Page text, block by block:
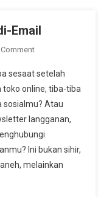
Email
On
Hidden
Trackers
Di-
Email
sesaat setelah
online, tiba-tiba
sosialmu? Atau
langganan,
Ini bukan sihir,
melainkan